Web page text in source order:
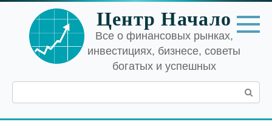
Перейти
контенту
Центр Начало
Все о финансовых рынках,
инвестициях, бизнесе, советы
богатых и успешных
Поиск: